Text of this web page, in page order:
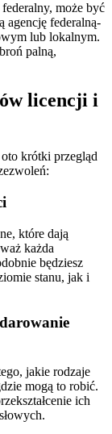
może być
agencję federalną-
lub lokalnym.
palną,
licencji i
krótki przegląd
które dają
każda
będziesz
stanu, jak i
jakie rodzaje
mogą to robić.
ich